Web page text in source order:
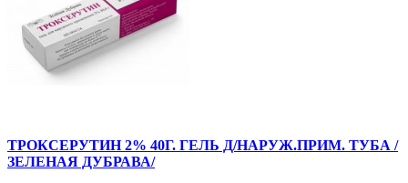
ТРОКСЕРУТИН 2% 40Г. ГЕЛЬ Д/НАРУЖ.ПРИМ. ТУБА /
ЗЕЛЕНАЯ ДУБРАВА/